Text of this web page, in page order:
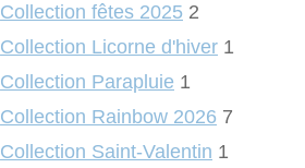
Collection fêtes 2025 2
Collection Licorne d'hiver 1
Collection Parapluie 1
Collection Rainbow 2026 7
Collection Saint-Valentin 1